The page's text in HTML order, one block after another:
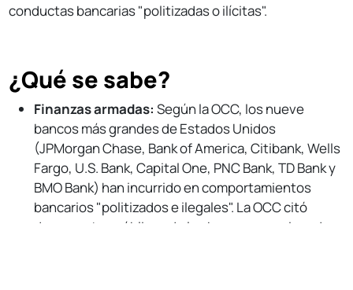
conductas bancarias "politizadas o ilícitas".
¿Qué se sabe?
Finanzas armadas: Según la OCC, los nueve
bancos más grandes de Estados Unidos
(JPMorgan Chase, Bank of America, Citibank, Wells
Fargo, U.S. Bank, Capital One, PNC Bank, TD Bank y
BMO Bank) han incurrido en comportamientos
bancarios "politizados e ilegales". La OCC citó
documentos públicos de los bancos mencionados